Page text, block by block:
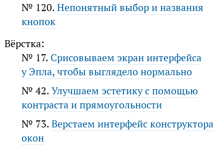
№ 120.Непонятный выбор и названия
кнопок
Вёрстка:
№ 17. Срисовываем экран интерфейса
у Эпла, чтобы выглядело нормально
№ 42.Улучшаем эстетику с помощью
контраста и прямоугольности
№ 73.Верстаем интерфейс конструктора
окон